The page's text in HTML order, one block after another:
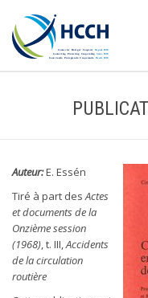
Auteur:E. Essén
Tiré à part desActes
et documents de la
Onzième session
(1968), t. III,Accidents
de la circulation
routière